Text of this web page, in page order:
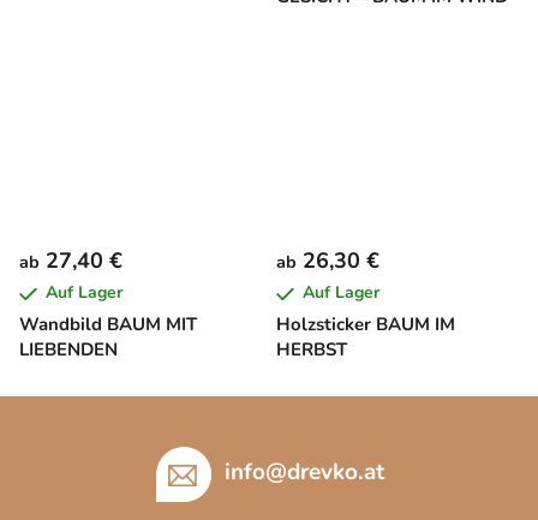
Wandbild BAUM MIT
LIEBENDEN
ab 27,40 €
Auf Lager
Holzsticker BAUM IM
HERBST
ab 26,30 €
Auf Lager
info@drevko.at